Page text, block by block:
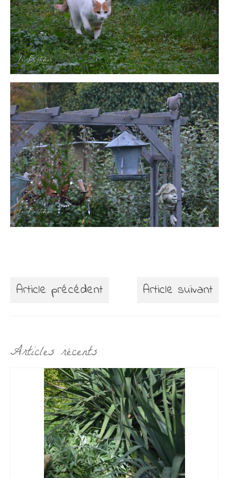
Article précédent Article suivant
Articles récents